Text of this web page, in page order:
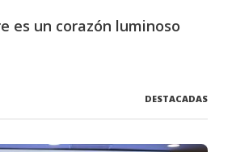
es un corazón luminoso
DESTACADAS